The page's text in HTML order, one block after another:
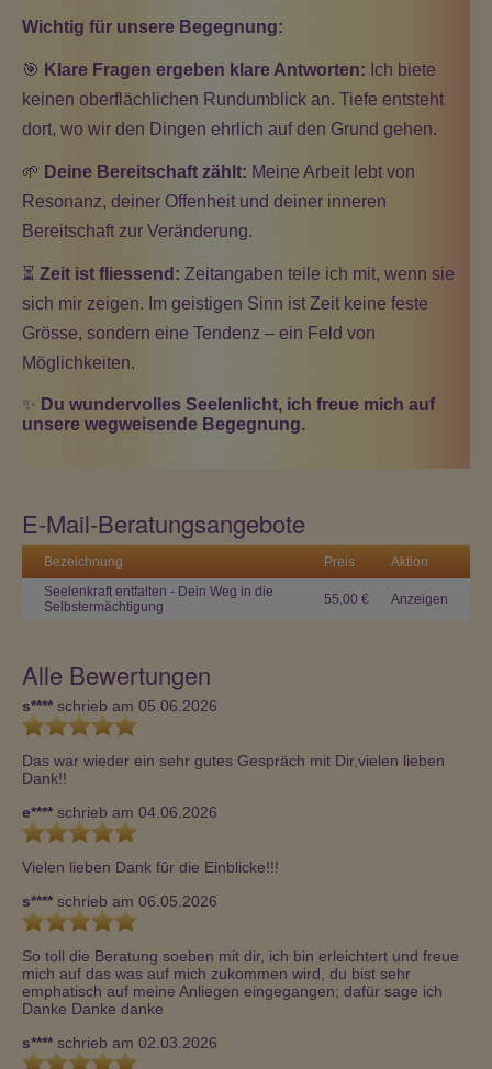
Wichtig für unsere Begegnung:
🎯 Klare Fragen ergeben klare Antworten: Ich biete
keinen oberflächlichen Rundumblick an. Tiefe entsteht
dort, wo wir den Dingen ehrlich auf den Grund gehen.
🌱 Deine Bereitschaft zählt: Meine Arbeit lebt von
Resonanz, deiner Offenheit und deiner inneren
Bereitschaft zur Veränderung.
⏳ Zeit ist fliessend: Zeitangaben teile ich mit, wenn sie
sich mir zeigen. Im geistigen Sinn ist Zeit keine feste
Grösse, sondern eine Tendenz – ein Feld von
Möglichkeiten.
✨ Du wundervolles Seelenlicht, ich freue mich auf
unsere wegweisende Begegnung.
E-Mail-Beratungsangebote
Bezeichnung Preis
Aktion
Seelenkraft entfalten - Dein Weg in die
Selbstermächtigung
55,00 € Anzeigen
Alle Bewertungen
s**** schrieb am 05.06.2026
Das war wieder ein sehr gutes Gespräch mit Dir,vielen lieben
Dank!!
e**** schrieb am 04.06.2026
Vielen lieben Dank fûr die Einblicke!!!
s**** schrieb am 06.05.2026
So toll die Beratung soeben mit dir, ich bin erleichtert und freue
mich auf das was auf mich zukommen wird, du bist sehr
emphatisch auf meine Anliegen eingegangen; dafür sage ich
Danke Danke danke
s**** schrieb am 02.03.2026